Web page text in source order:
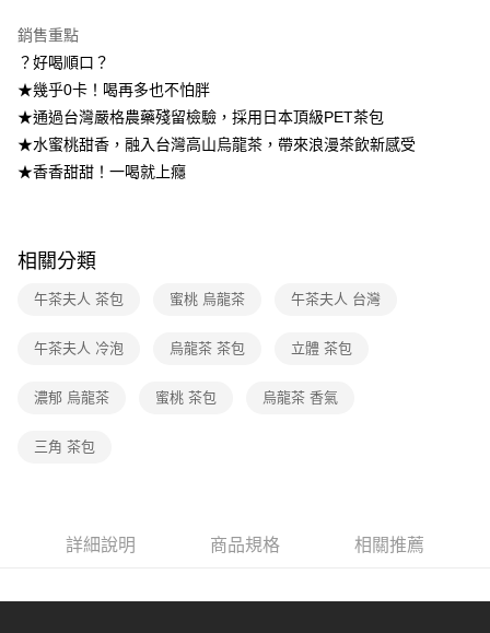
銷售重點
？好喝順口？
★幾乎0卡！喝再多也不怕胖
★通過台灣嚴格農藥殘留檢驗，採用日本頂級PET茶包
★水蜜桃甜香，融入台灣高山烏龍茶，帶來浪漫茶飲新感受
★香香甜甜！一喝就上癮
相關分類
午茶夫人 茶包 蜜桃 烏龍茶 午茶夫人 台灣
午茶夫人 冷泡 烏龍茶 茶包 立體 茶包
濃郁 烏龍茶 蜜桃 茶包 烏龍茶 香氣
三角 茶包
詳細說明 商品規格 相關推薦